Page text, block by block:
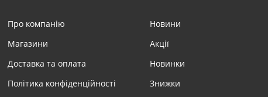
Про компанію
Магазини
Доставка та оплата
Політика конфіденційності
Новини
Акції
Новинки
Знижки